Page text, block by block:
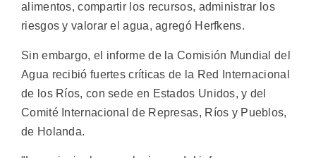
alimentos, compartir los recursos, administrar los
riesgos y valorar el agua, agregó Herfkens.
Sin embargo, el informe de la Comisión Mundial del
Agua recibió fuertes críticas de la Red Internacional
de los Ríos, con sede en Estados Unidos, y del
Comité Internacional de Represas, Ríos y Pueblos,
de Holanda.